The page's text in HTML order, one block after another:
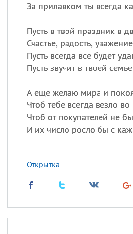
За прилавком ты всегда
Пусть в твой праздник в
Счастье, радость,
Пусть всегда все будет
Пусть звучит в твоей
А еще желаю мира и
Чтоб тебе всегда везло во
Чтоб от покупателей не
И их число росло бы с
Открытка